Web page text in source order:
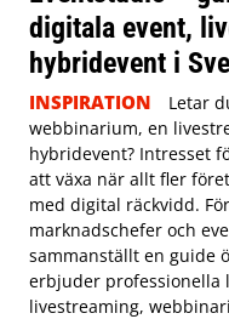
digitala event,
hybridevent i
INSPIRATION
Letar
webbinarium, en
hybridevent? Intresset
att växa när allt fler
med digital räckvidd.
marknadschefer och
sammanställt en guide
erbjuder professionella
livestreaming,